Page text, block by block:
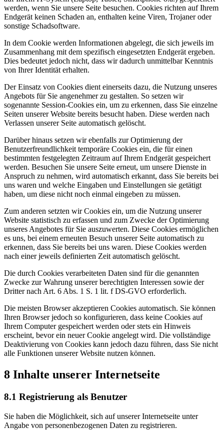
werden, wenn Sie unsere Seite besuchen. Cookies richten auf Ihrem
Endgerät keinen Schaden an, enthalten keine Viren, Trojaner oder
sonstige Schadsoftware.
In dem Cookie werden Informationen abgelegt, die sich jeweils im
Zusammenhang mit dem spezifisch eingesetzten Endgerät ergeben.
Dies bedeutet jedoch nicht, dass wir dadurch unmittelbar Kenntnis
von Ihrer Identität erhalten.
Der Einsatz von Cookies dient einerseits dazu, die Nutzung unseres
Angebots für Sie angenehmer zu gestalten. So setzen wir
sogenannte Session-Cookies ein, um zu erkennen, dass Sie einzelne
Seiten unserer Website bereits besucht haben. Diese werden nach
Verlassen unserer Seite automatisch gelöscht.
Darüber hinaus setzen wir ebenfalls zur Optimierung der
Benutzerfreundlichkeit temporäre Cookies ein, die für einen
bestimmten festgelegten Zeitraum auf Ihrem Endgerät gespeichert
werden. Besuchen Sie unsere Seite erneut, um unsere Dienste in
Anspruch zu nehmen, wird automatisch erkannt, dass Sie bereits bei
uns waren und welche Eingaben und Einstellungen sie getätigt
haben, um diese nicht noch einmal eingeben zu müssen.
Zum anderen setzten wir Cookies ein, um die Nutzung unserer
Website statistisch zu erfassen und zum Zwecke der Optimierung
unseres Angebotes für Sie auszuwerten. Diese Cookies ermöglichen
es uns, bei einem erneuten Besuch unserer Seite automatisch zu
erkennen, dass Sie bereits bei uns waren. Diese Cookies werden
nach einer jeweils definierten Zeit automatisch gelöscht.
Die durch Cookies verarbeiteten Daten sind für die genannten
Zwecke zur Wahrung unserer berechtigten Interessen sowie der
Dritter nach Art. 6 Abs. 1 S. 1 lit. f DS-GVO erforderlich.
Die meisten Browser akzeptieren Cookies automatisch. Sie können
Ihren Browser jedoch so konfigurieren, dass keine Cookies auf
Ihrem Computer gespeichert werden oder stets ein Hinweis
erscheint, bevor ein neuer Cookie angelegt wird. Die vollständige
Deaktivierung von Cookies kann jedoch dazu führen, dass Sie nicht
alle Funktionen unserer Website nutzen können.
8 Inhalte unserer Internetseite
8.1 Registrierung als Benutzer
Sie haben die Möglichkeit, sich auf unserer Internetseite unter
Angabe von personenbezogenen Daten zu registrieren.